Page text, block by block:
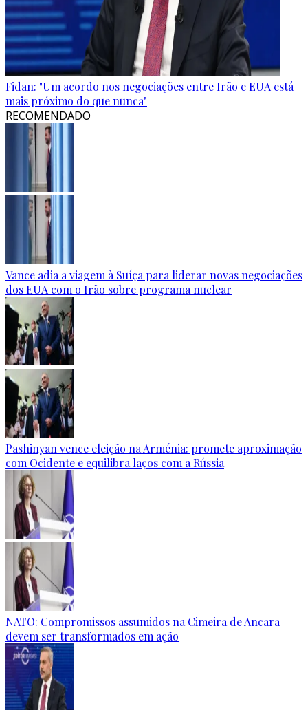
Fidan: "Um acordo nos negociações entre Irão e EUA está
mais próximo do que nunca"
RECOMENDADO
Vance adia a viagem à Suíça para liderar novas negociações
dos EUA com o Irão sobre programa nuclear
Pashinyan vence eleição na Arménia: promete aproximação
com Ocidente e equilibra laços com a Rússia
NATO: Compromissos assumidos na Cimeira de Ancara
devem ser transformados em ação